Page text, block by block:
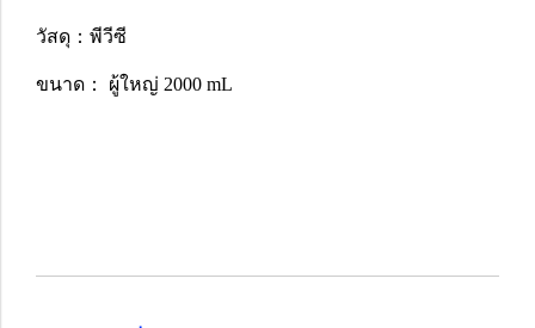
วัสดุ：พีวีซี
ขนาด： ผู้ใหญ่ 2000 mL